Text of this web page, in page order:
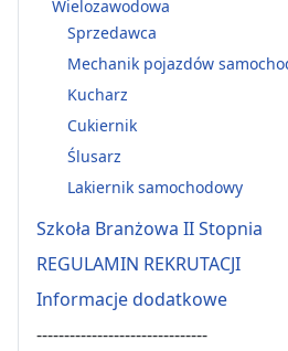
Wielozawodowa
Sprzedawca
Mechanik pojazdów
Kucharz
Cukiernik
Ślusarz
Lakiernik samochodowy
Szkoła Branżowa II Stopnia
REGULAMIN REKRUTACJI
Informacje dodatkowe
-------------------------------